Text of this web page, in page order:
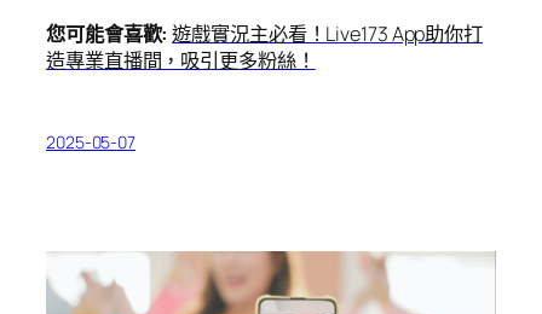
您可能會喜歡:遊戲實況主必看！Live173 App助你打
造專業直播間，吸引更多粉絲！
2025-05-07